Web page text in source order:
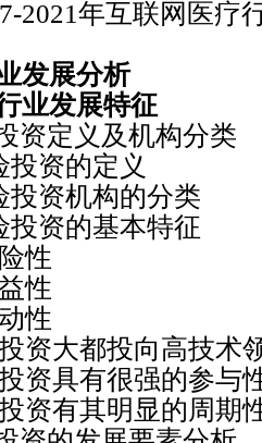
年互联网医疗行
发展分析
业发展特征
定义及机构分类
的定义
机构的分类
的基本特征
性
性
性
都投向高技术
有很强的参与
其明显的周期